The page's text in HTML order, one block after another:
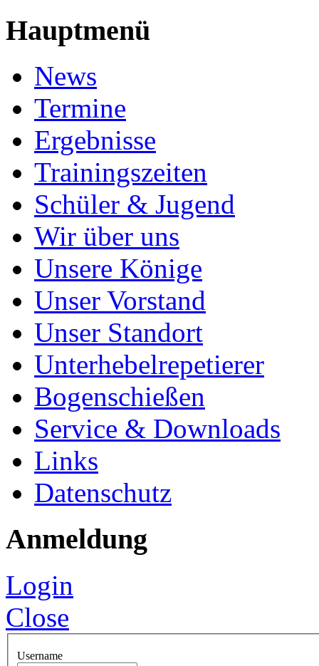
Hauptmenü
News
Termine
Ergebnisse
Trainingszeiten
Schüler & Jugend
Wir über uns
Unsere Könige
Unser Vorstand
Unser Standort
Unterhebelrepetierer
Bogenschießen
Service & Downloads
Links
Datenschutz
Anmeldung
Login
Close
Username